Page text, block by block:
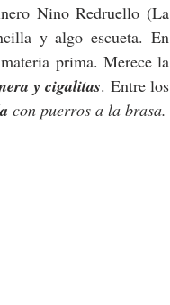
Nino Redruello (La
y algo escueta. En
prima. Merece la
y cigalitas. Entre los
con puerros a la brasa.